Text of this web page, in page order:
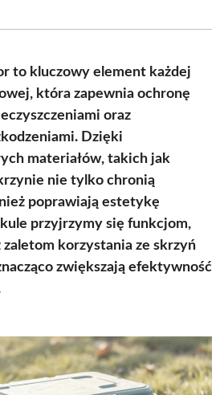
to kluczowy element każdej
która zapewnia ochronę
oraz
Dzięki
materiałów, takich jak
nie tylko chronią
poprawiają estetykę
przyjrzymy się funkcjom,
korzystania ze skrzyń
zwiększają efektywność